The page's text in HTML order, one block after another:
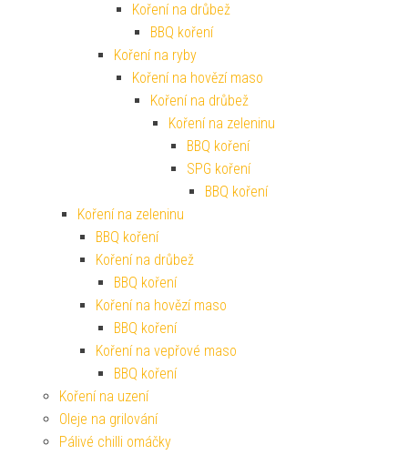
Koření na drůbež
BBQ koření
Koření na ryby
Koření na hovězí maso
Koření na drůbež
Koření na zeleninu
BBQ koření
SPG koření
BBQ koření
Koření na zeleninu
BBQ koření
Koření na drůbež
BBQ koření
Koření na hovězí maso
BBQ koření
Koření na vepřové maso
BBQ koření
Koření na uzení
Oleje na grilování
Pálivé chilli omáčky